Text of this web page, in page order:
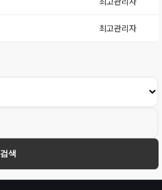
최고관리자
검색